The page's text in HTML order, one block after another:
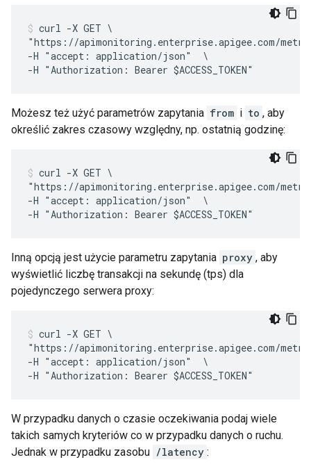
curl -X GET \
"https://apimonitoring.enterprise.apigee.com/
-H "accept: application/json"  \
Możesz też użyć parametrów zapytania from i to , aby
określić zakres czasowy względny, np. ostatnią godzinę:
curl -X GET \
"https://apimonitoring.enterprise.apigee.com/
-H "accept: application/json"  \
Inną opcją jest użycie parametru zapytania proxy , aby
wyświetlić liczbę transakcji na sekundę (tps) dla
pojedynczego serwera proxy:
curl -X GET \
"https://apimonitoring.enterprise.apigee.com/
-H "accept: application/json"  \
W przypadku danych o czasie oczekiwania podaj wiele
takich samych kryteriów co w przypadku danych o ruchu.
Jednak w przypadku zasobu /latency :